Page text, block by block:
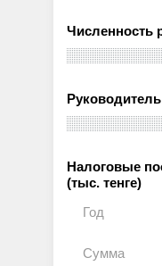
Численность
Руководитель
Налоговые
(тыс. тенге)